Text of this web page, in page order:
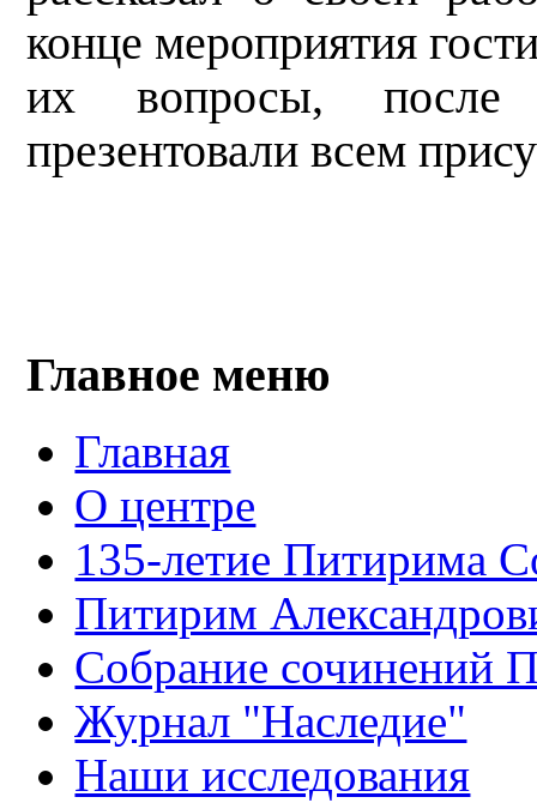
конце мероприятия
их вопросы, после
презентовали всем
Главное меню
Главная
О центре
135-летие Питирима
Питирим
Собрание сочинений
Журнал "Наследие"
Наши исследования